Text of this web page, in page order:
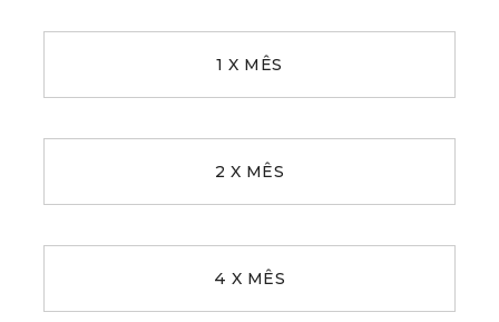
1 X MÊS
2 X MÊS
4 X MÊS